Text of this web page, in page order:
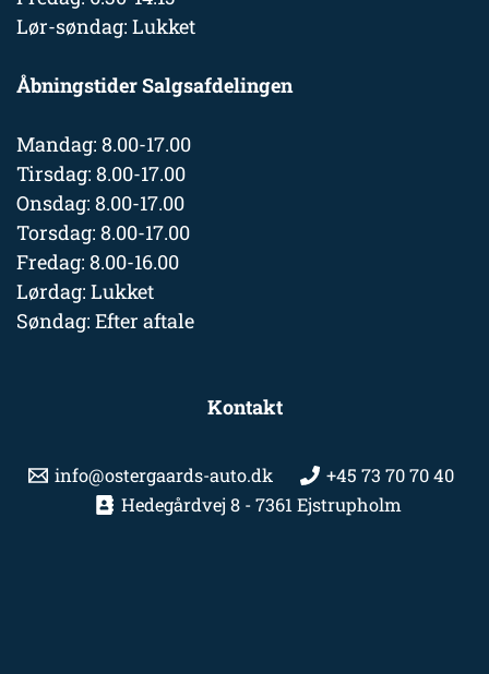
Lør-søndag: Lukket
Åbningstider Salgsafdelingen
Mandag: 8.00-17.00
Tirsdag: 8.00-17.00
Onsdag: 8.00-17.00
Torsdag: 8.00-17.00
Fredag: 8.00-16.00
Lørdag: Lukket
Søndag: Efter aftale
Kontakt
info@ostergaards-auto.dk
+45 73 70 70 40
Hedegårdvej 8 - 7361 Ejstrupholm